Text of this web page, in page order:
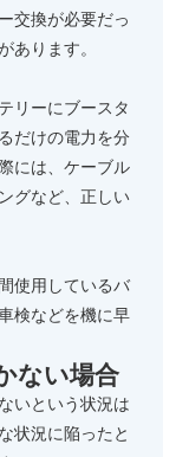
交換が必要だっ
あります。
リーにブースタ
だけの電力を分
には、ケーブル
グなど、正しい
使用しているバ
検などを機に早
ない場合
いという状況は
状況に陥ったと